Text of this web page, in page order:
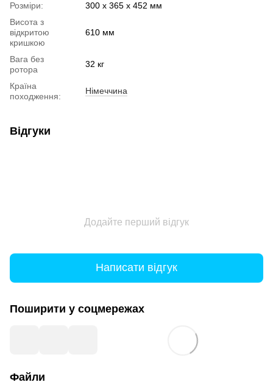
Розміри:
300 х 365 х 452 мм
Висота з
відкритою
кришкою
610 мм
Вага без
ротора
32 кг
Країна
походження:
Німеччина
Відгуки
Додайте перший відгук
Написати відгук
Поширити у соцмережах
Файли